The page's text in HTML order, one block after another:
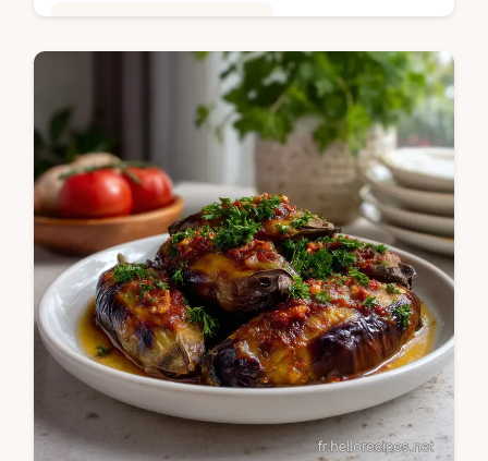
Découvrez notre recette d couscous maison
traditionnelle pour un plat réconfortant.
Inclut un guide de chronométrage précis
pour des légumes croquants et une…